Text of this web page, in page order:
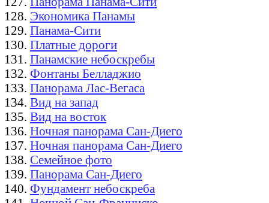
Экономика Панамы
Панама-Сити
Платные дороги
Панамские небоскребы
Фонтаны Белладжио
Панорама Лас-Вегаса
Вид на запад
Вид на восток
Ночная панорама Сан-Диего
Ночная панорама Сан-Диего
Семейное фото
Панорама Сан-Диего
Фундамент небоскреба